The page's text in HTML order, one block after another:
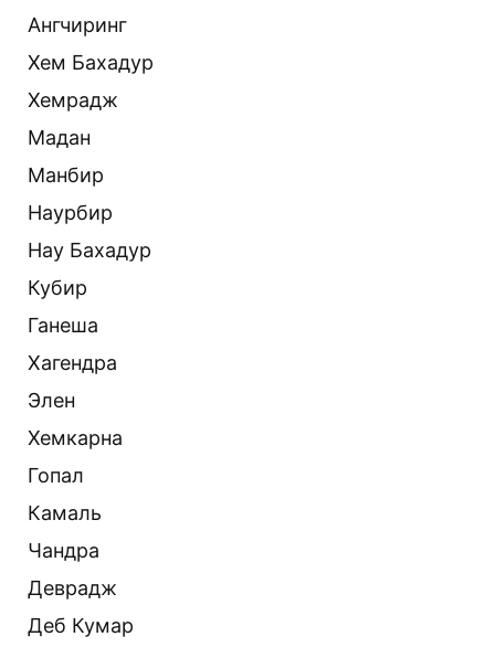
Ангчиринг
Хем Бахадур
Хемрадж
Мадан
Манбир
Наурбир
Нау Бахадур
Кубир
Ганеша
Хагендра
Элен
Хемкарна
Гопал
Камаль
Чандра
Деврадж
Деб Кумар